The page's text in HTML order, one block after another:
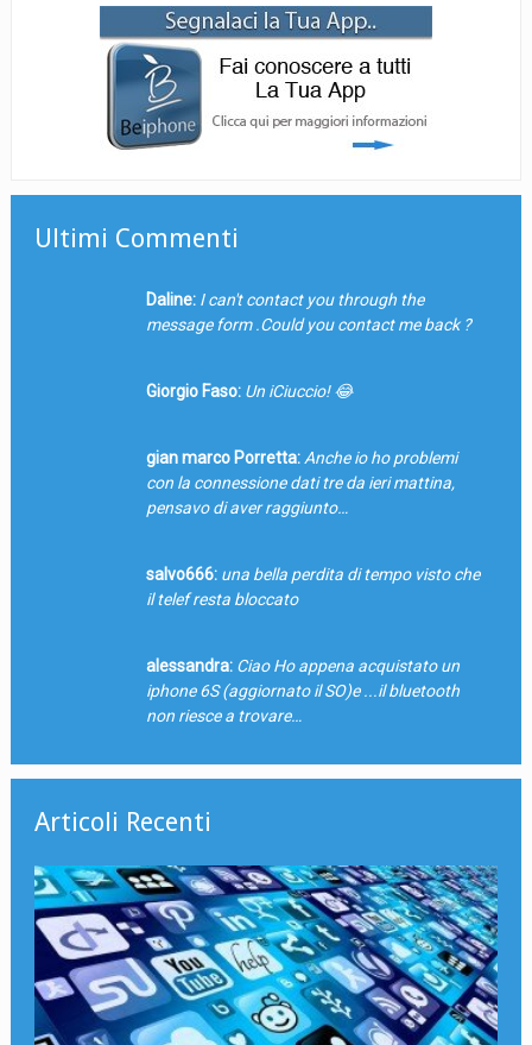
Ultimi Commenti
Daline: I can't contact you through the
message form .Could you contact me back ?
Giorgio Faso: Un iCiuccio! 😂
gian marco Porretta: Anche io ho problemi
con la connessione dati tre da ieri mattina,
pensavo di aver raggiunto…
salvo666: una bella perdita di tempo visto che
il telef resta bloccato
alessandra: Ciao Ho appena acquistato un
iphone 6S (aggiornato il SO)e ...il bluetooth
non riesce a trovare…
Articoli Recenti